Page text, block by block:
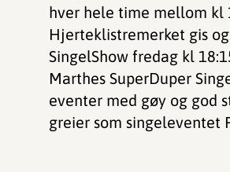
hver hele time mellom kl
Hjerteklistremerket gis
SingelShow fredag kl
Marthes SuperDuper
eventer med gøy og god
greier som singeleventet